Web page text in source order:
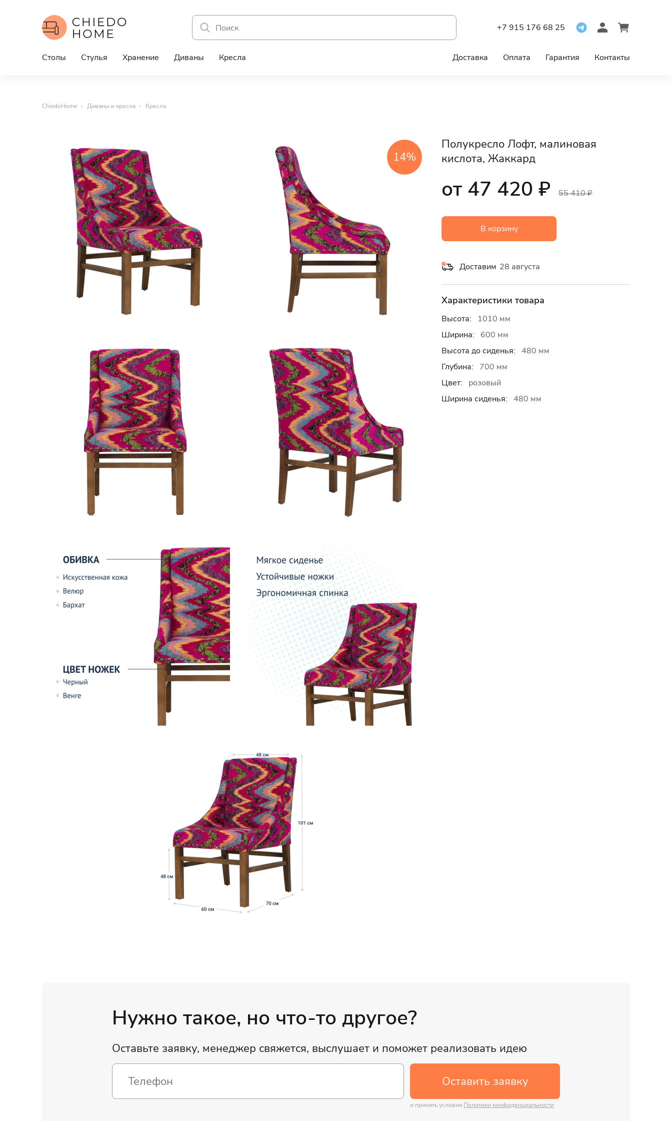
+7 915 176 68 25
Столы Стулья Хранение Диваны Кресла Доставка Оплата Гарантия Контакты
ChiedoHome Диваны и кресла Кресла
14%
Полукресло Лофт, малиновая
кислота, Жаккард
от 47 420 ₽ 55 410 ₽
В корзину
Доставим 28 августа
Характеристики товара
Высота:
1010 мм
Ширина:
600 мм
Высота до сиденья: 480 мм
Глубина:
700 мм
Цвет:
розовый
Ширина сиденья: 480 мм
Нужно такое, но что-то другое?
Оставьте заявку, менеджер свяжется, выслушает и поможет реализовать идею
Оставить заявку
и принять условия Политики конфиденциальности